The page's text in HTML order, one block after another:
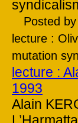
Posted
lecture :
mutation
lecture :
1993
Alain